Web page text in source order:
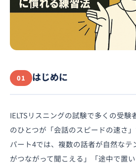
01 はじめに
IELTSリスニングの試験で多くの受験
のひとつが「会話のスピードの速さ
パート4では、複数の話者が自然なテ
がつながって聞こえる」「途中で置